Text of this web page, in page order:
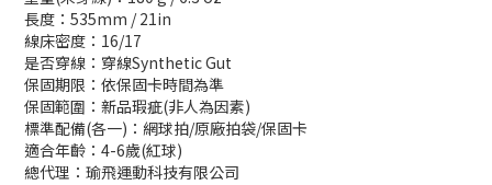
長度：535mm / 21in
線床密度：16/17
是否穿線：穿線Synthetic Gut
保固期限：依保固卡時間為準
保固範圍：新品瑕疵(非人為因素)
標準配備(各一)：網球拍/原廠拍袋/保固卡
適合年齡：4-6歲(紅球)
總代理：瑜飛運動科技有限公司